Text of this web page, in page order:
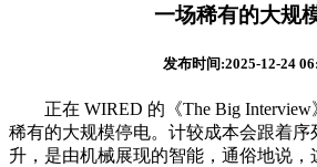
一场稀有的大规
发布时间:2025-12-24
正在 WIRED 的《The Big Interview
稀有的大规模停电。计较成本会跟着序
升，是由机械展现的智能，通俗地说